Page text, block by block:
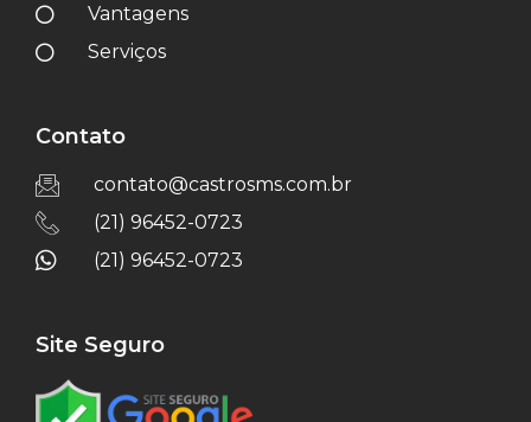
Vantagens
Serviços
Contato
contato@castrosms.com.br
(21) 96452-0723
(21) 96452-0723
Site Seguro